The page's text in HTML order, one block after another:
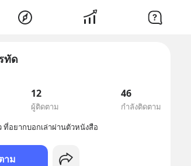
ทัด
12
ผู้ติดตาม
46
กำลังติดตาม
าม